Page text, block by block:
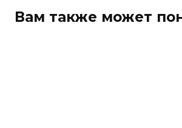
Вам также может